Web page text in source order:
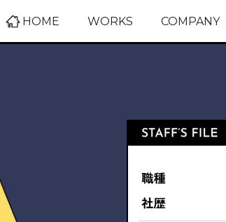
HOME WORKS COMPANY